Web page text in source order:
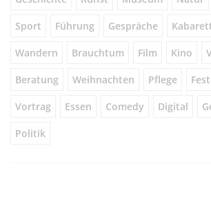
Sport Führung Gespräche
Wandern Brauchtum Film Kino
Beratung Weihnachten Pflege
Vortrag Essen Comedy Digital
Politik